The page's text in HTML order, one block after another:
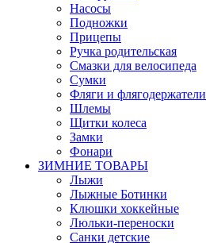
Насосы
Подножки
Прицепы
Ручка родительская
Смазки для велосипеда
Сумки
Фляги и флягодержатели
Шлемы
Щитки колеса
Замки
Фонари
ЗИМНИЕ ТОВАРЫ
Лыжи
Лыжные Ботинки
Клюшки хоккейные
Люльки-переноски
Санки детские